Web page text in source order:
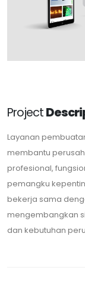
Project
Layanan
membantu
profesional,
pemangku
bekerja sama
mengembangkan
dan kebutuhan